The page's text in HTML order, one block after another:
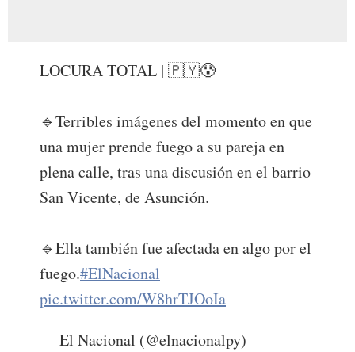
LOCURA TOTAL | 🇵🇾😰
🔹Terribles imágenes del momento en que
una mujer prende fuego a su pareja en
plena calle, tras una discusión en el barrio
San Vicente, de Asunción.
🔹Ella también fue afectada en algo por el
fuego.#ElNacional
pic.twitter.com/W8hrTJOoIa
— El Nacional (@elnacionalpy)